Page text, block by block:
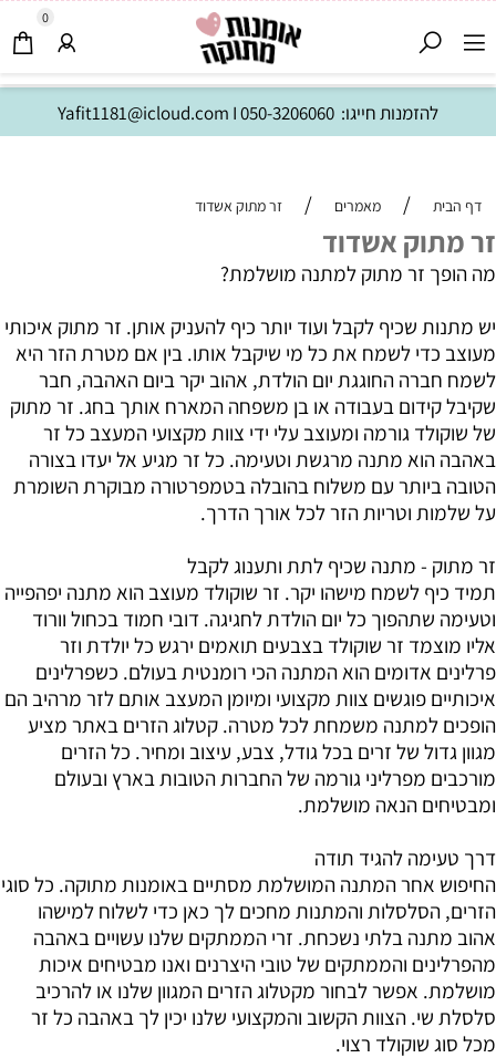
להזמנות חייגו: Yafit1181@icloud.com I050-3206060
0
דף הבית / מאמרים / זר מתוק אשדוד
זר מתוק אשדוד
מה הופך זר מתוק למתנה מושלמת?
יש מתנות שכיף לקבל ועוד יותר כיף להעניק אותן. זר מתוק איכותי
מעוצב כדי לשמח את כל מי שיקבל אותו. בין אם מטרת הזר היא
לשמח חברה החוגגת יום הולדת, אהוב יקר ביום האהבה, חבר
שקיבל קידום בעבודה או בן משפחה המארח אותך בחג. זר מתוק
של שוקולד גורמה ומעוצב עלי ידי צוות מקצועי המעצב כל זר
באהבה הוא מתנה מרגשת וטעימה. כל זר מגיע אל יעדו בצורה
הטובה ביותר עם משלוח בהובלה בטמפרטורה מבוקרת השומרת
על שלמות וטריות הזר לכל אורך הדרך.
זר מתוק - מתנה שכיף לתת ותענוג לקבל
תמיד כיף לשמח מישהו יקר. זר שוקולד מעוצב הוא מתנה יפהפייה
וטעימה שתהפוך כל יום הולדת לחגיגה. דובי חמוד בכחול וורוד
אליו מוצמד זר שוקולד בצבעים תואמים ירגש כל יולדת וזר
פרלינים אדומים הוא המתנה הכי רומנטית בעולם. כשפרלינים
איכותיים פוגשים צוות מקצועי ומיומן המעצב אותם לזר מרהיב הם
הופכים למתנה משמחת לכל מטרה. קטלוג הזרים באתר מציע
מגוון גדול של זרים בכל גודל, צבע, עיצוב ומחיר. כל הזרים
מורכבים מפרליני גורמה של החברות הטובות בארץ ובעולם
ומבטיחים הנאה מושלמת.
דרך טעימה להגיד תודה
החיפוש אחר המתנה המושלמת מסתיים באומנות מתוקה. כל סוגי
הזרים, הסלסלות והמתנות מחכים לך כאן כדי לשלוח למישהו
אהוב מתנה בלתי נשכחת. זרי הממתקים שלנו עשויים באהבה
מהפרלינים והממתקים של טובי היצרנים ואנו מבטיחים איכות
מושלמת. אפשר לבחור מקטלוג הזרים המגוון שלנו או להרכיב
סלסלת שי. הצוות הקשוב והמקצועי שלנו יכין לך באהבה כל זר
מכל סוג שוקולד רצוי.